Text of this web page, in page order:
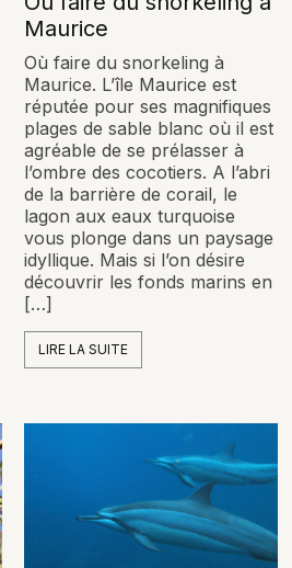
Maurice
Où faire du snorkeling à
Maurice. L’île Maurice est
réputée pour ses magnifiques
plages de sable blanc où il est
agréable de se prélasser à
l’ombre des cocotiers. A l’abri
de la barrière de corail, le
lagon aux eaux turquoise
vous plonge dans un paysage
idyllique. Mais si l’on désire
découvrir les fonds marins en
[…]
LIRE LA SUITE